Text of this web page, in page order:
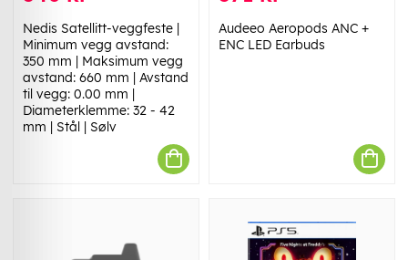
Nedis Satellitt-veggfeste |
Minimum vegg avstand:
350 mm | Maksimum vegg
avstand: 660 mm | Avstand
til vegg: 0.00 mm |
Diameterklemme: 32 - 42
mm | Stål | Sølv
Audeeo Aeropods ANC +
ENC LED Earbuds